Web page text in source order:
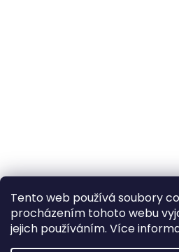
Tento web používá soubory
procházením tohoto webu
jejich používáním. Více